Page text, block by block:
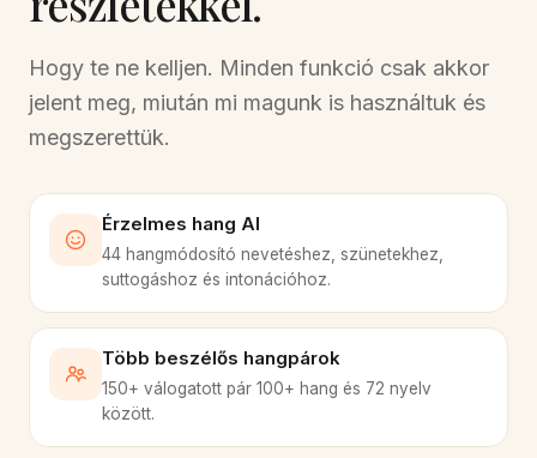
Hogy te ne kelljen. Minden funkció csak akkor
jelent meg, miután mi magunk is használtuk és
megszerettük.
Érzelmes hang AI
44 hangmódosító nevetéshez, szünetekhez,
suttogáshoz és intonációhoz.
Több beszélős hangpárok
150+ válogatott pár 100+ hang és 72 nyelv
között.